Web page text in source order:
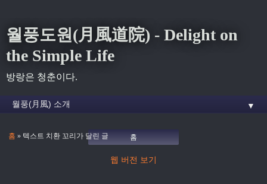
월풍도원(月風道院) - Delight on
the Simple Life
방랑은 청춘이다.
▼
홈 » 텍스트 치환 꼬리가 달린 글 홈
웹 버전 보기